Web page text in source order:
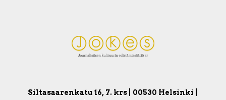
Siltasaarenkatu 16, 7. krs | 00530 Helsinki |